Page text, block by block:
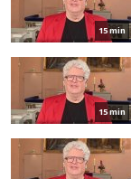
15 min
15 min